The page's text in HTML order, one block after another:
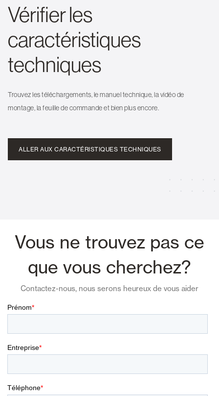
Vérifier les
caractéristiques
techniques
Trouvez les téléchargements, le manuel technique, la vidéo de
montage, la feuille de commande et bien plus encore.
ALLER AUX CARACTÉRISTIQUES TECHNIQUES
Vous ne trouvez pas ce
que vous cherchez?
Contactez-nous, nous serons heureux de vous aider